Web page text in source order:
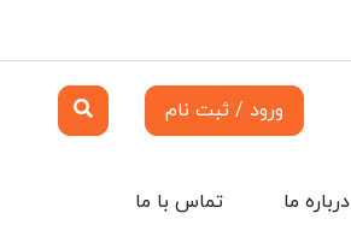
ورود / ثبت نام
تماس با ما درباره ما